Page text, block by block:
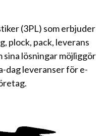
(3PL) som erbjuder
plock, pack, leverans
lösningar möjliggör
dag leveranser för e-